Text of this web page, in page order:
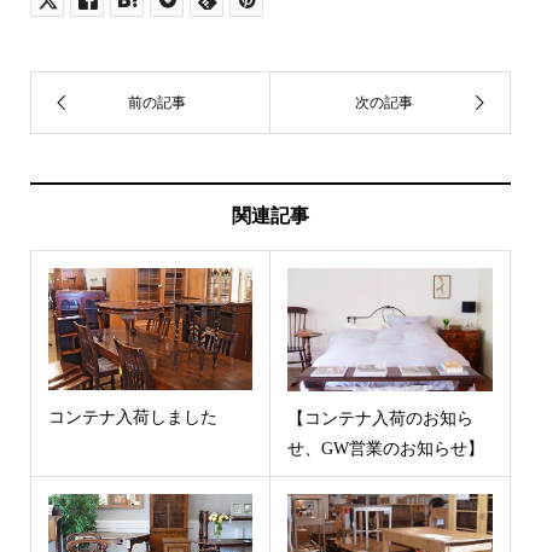
関連記事
コンテナ入荷しました
【コンテナ入荷のお知ら
せ、GW営業のお知らせ】